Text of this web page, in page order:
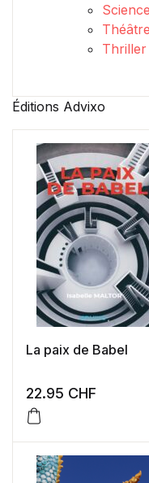
Éditions Advixo
La paix de Babel
22.95 CHF
Thriller